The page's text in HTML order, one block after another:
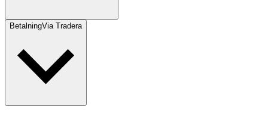
BetalningVia Tradera